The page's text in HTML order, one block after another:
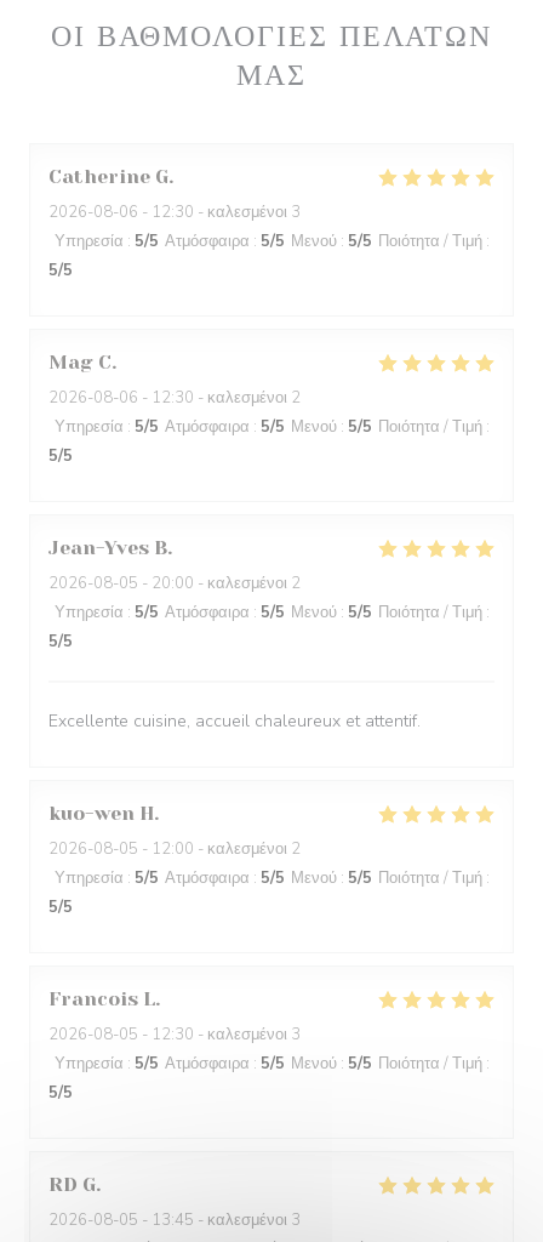
ΟΙ ΒΑΘΜΟΛΟΓΊΕΣ ΠΕΛΑΤΏΝ
ΜΑΣ
Catherine G
2026-08-06 - 12:30 - καλεσμένοι 3
Υπηρεσία : 5/5 Ατμόσφαιρα : 5/5 Μενού : 5/5 Ποιότητα / Τιμή :
5/5
Mag C
2026-08-06 - 12:30 - καλεσμένοι 2
Υπηρεσία : 5/5 Ατμόσφαιρα : 5/5 Μενού : 5/5 Ποιότητα / Τιμή :
5/5
Jean-Yves B
2026-08-05 - 20:00 - καλεσμένοι 2
Υπηρεσία : 5/5 Ατμόσφαιρα : 5/5 Μενού : 5/5 Ποιότητα / Τιμή :
5/5
Excellente cuisine, accueil chaleureux et attentif.
kuo-wen H
2026-08-05 - 12:00 - καλεσμένοι 2
Υπηρεσία : 5/5 Ατμόσφαιρα : 5/5 Μενού : 5/5 Ποιότητα / Τιμή :
5/5
Francois L
2026-08-05 - 12:30 - καλεσμένοι 3
Υπηρεσία : 5/5 Ατμόσφαιρα : 5/5 Μενού : 5/5 Ποιότητα / Τιμή :
5/5
RD G
2026-08-05 - 13:45 - καλεσμένοι 3